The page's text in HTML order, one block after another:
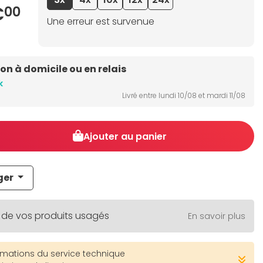
00
Une erreur est survenue
à domicile ou en relais
Livré entre lundi 10/08 et mardi 11/08
Ajouter au panier
de vos produits usagés En savoir plus
du service technique